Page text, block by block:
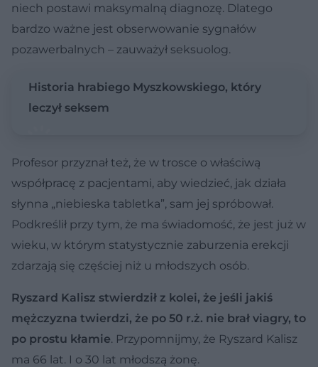
niech postawi maksymalną diagnozę. Dlatego
bardzo ważne jest obserwowanie sygnałów
pozawerbalnych – zauważył seksuolog.
Historia hrabiego Myszkowskiego, który
leczył seksem
Profesor przyznał też, że w trosce o właściwą
współpracę z pacjentami, aby wiedzieć, jak działa
słynna „niebieska tabletka”, sam jej spróbował.
Podkreślił przy tym, że ma świadomość, że jest już w
wieku, w którym statystycznie zaburzenia erekcji
zdarzają się częściej niż u młodszych osób.
Ryszard Kalisz stwierdził z kolei, że jeśli jakiś
mężczyzna twierdzi, że po 50 r.ż. nie brał viagry, to
po prostu kłamie. Przypomnijmy, że Ryszard Kalisz
ma 66 lat. I o 30 lat młodszą żonę.